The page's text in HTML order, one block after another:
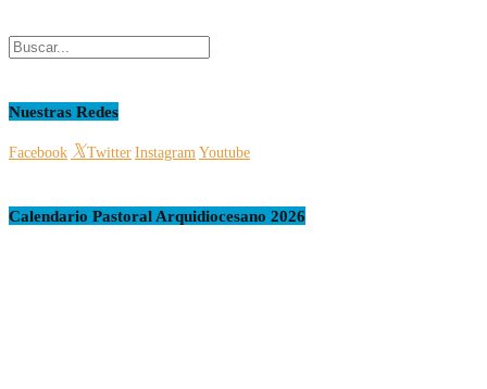
Nuestras Redes
Facebook Twitter Instagram Youtube
Calendario Pastoral Arquidiocesano 2026